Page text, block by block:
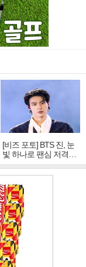
[비즈 포토] BTS 진, 눈
빛 하나로 팬심 저격…
독보적 카리스마